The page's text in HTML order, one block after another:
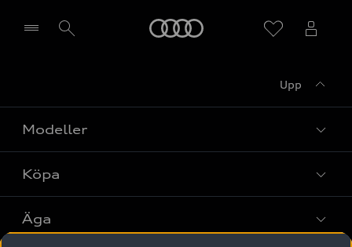
Upp
Modeller
Alla modeller
Elbilar
Köpa
Privaterbjudanden
Äga